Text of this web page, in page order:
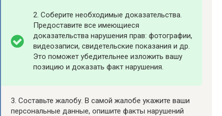
2. Соберите необходимые доказательства.
Предоставите все имеющиеся
доказательства нарушения прав: фотографии,
видеозаписи, свидетельские показания и др.
Это поможет убедительнее изложить вашу
позицию и доказать факт нарушения.
3. Составьте жалобу. В самой жалобе укажите ваши
персональные данные, опишите факты нарушений